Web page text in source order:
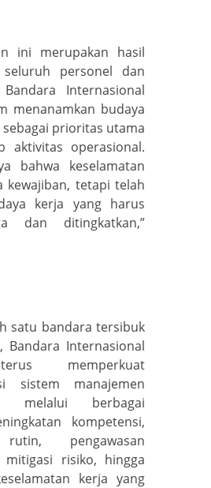
ini merupakan hasil
personel dan
Internasional
menanamkan budaya
sebagai prioritas utama
aktivitas operasional.
bahwa keselamatan
kewajiban, tetapi telah
kerja yang harus
dan ditingkatkan,”
satu bandara tersibuk
Bandara Internasional
memperkuat
sistem manajemen
melalui berbagai
kompetensi,
pengawasan
mitigasi risiko, hingga
kerja yang